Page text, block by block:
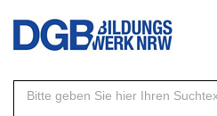
Direkt
Inhalt